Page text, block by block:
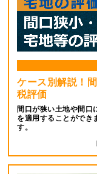
ケース別解説！
税評価
間口が狭い土地や間口
を適用することができ
す。